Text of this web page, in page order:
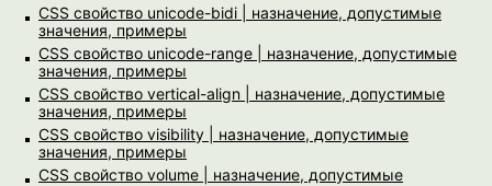
CSS свойство unicode-bidi | назначение, допустимые
значения, примеры
CSS свойство unicode-range | назначение, допустимые
значения, примеры
CSS свойство vertical-align | назначение, допустимые
значения, примеры
CSS свойство visibility | назначение, допустимые
значения, примеры
CSS свойство volume | назначение, допустимые